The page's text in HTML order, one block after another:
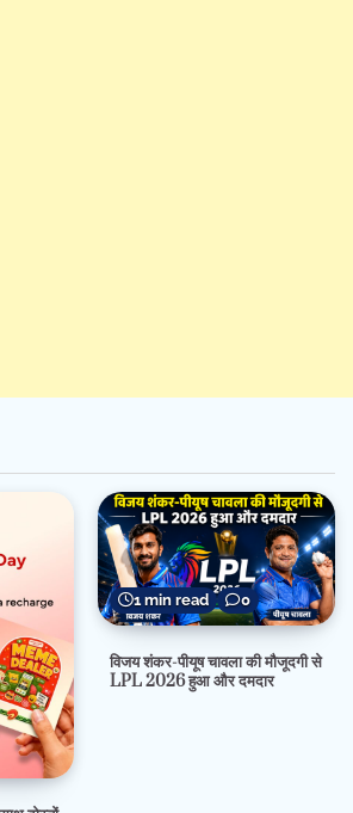
1 min read 0
विजय शंकर-पीयूष चावला की मौजूदगी से
LPL 2026 हुआ और दमदार